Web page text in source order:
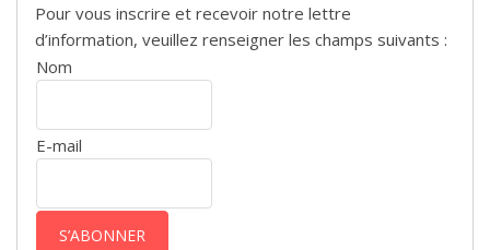
Pour vous inscrire et recevoir notre lettre
d’information, veuillez renseigner les champs suivants :
Nom
E-mail